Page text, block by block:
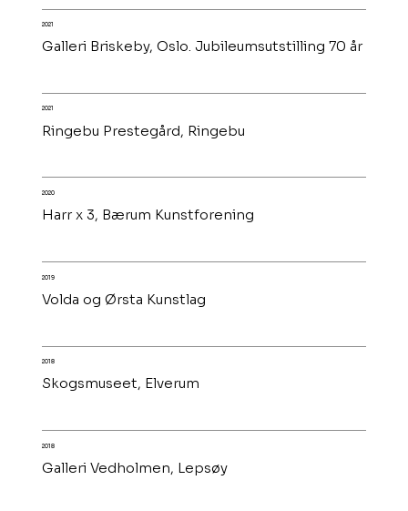
2021
Galleri Briskeby, Oslo. Jubileumsutstilling 70 år
2021
Ringebu Prestegård, Ringebu
2020
Harr x 3, Bærum Kunstforening
2019
Volda og Ørsta Kunstlag
2018
Skogsmuseet, Elverum
2018
Galleri Vedholmen, Lepsøy